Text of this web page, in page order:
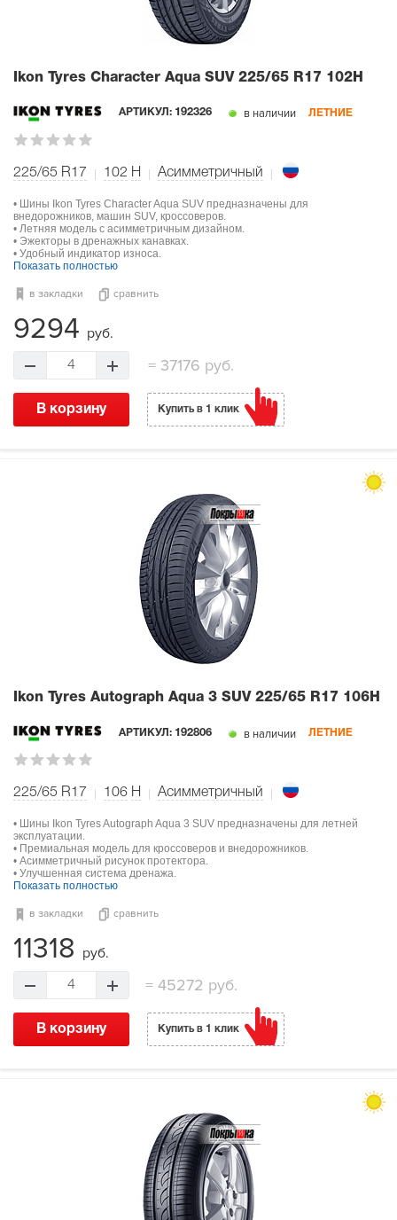
Ikon Tyres Character Aqua SUV 225/65 R17 102H
АРТИКУЛ: 192326 в наличии ЛЕТНИЕ
225/65 R17 102 H Асимметричный
• Шины Ikon Tyres Character Aqua SUV предназначены для
внедорожников, машин SUV, кроссоверов.
• Летняя модель с асимметричным дизайном.
• Эжекторы в дренажных канавках.
• Удобный индикатор износа.
Показать полностью
в закладки сравнить
9294 руб.
4 = 37176 руб.
В корзину Купить в 1 клик
Ikon Tyres Autograph Aqua 3 SUV 225/65 R17 106H
АРТИКУЛ: 192806 в наличии ЛЕТНИЕ
225/65 R17 106 H Асимметричный
• Шины Ikon Tyres Autograph Aqua 3 SUV предназначены для летней
эксплуатации.
• Премиальная модель для кроссоверов и внедорожников.
• Асимметричный рисунок протектора.
• Улучшенная система дренажа.
Показать полностью
в закладки сравнить
11318 руб.
4 =45272 руб.
В корзину Купить в 1 клик